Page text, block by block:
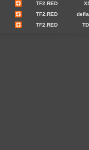
TF2.RED
TF2.RED
TF2.RED